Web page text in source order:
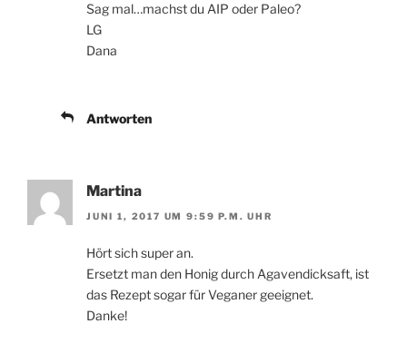
Sag mal…machst du AIP oder Paleo?
LG
Dana
Antworten
Martina
JUNI 1, 2017 UM 9:59 P.M. UHR
Hört sich super an.
Ersetzt man den Honig durch Agavendicksaft, ist
das Rezept sogar für Veganer geeignet.
Danke!